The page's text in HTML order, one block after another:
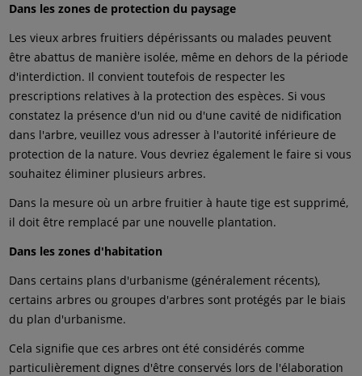
Dans les zones de protection du paysage
Les vieux arbres fruitiers dépérissants ou malades peuvent
être abattus de manière isolée, même en dehors de la période
d'interdiction. Il convient toutefois de respecter les
prescriptions relatives à la protection des espèces. Si vous
constatez la présence d'un nid ou d'une cavité de nidification
dans l'arbre, veuillez vous adresser à l'autorité inférieure de
protection de la nature. Vous devriez également le faire si vous
souhaitez éliminer plusieurs arbres.
Dans la mesure où un arbre fruitier à haute tige est supprimé,
il doit être remplacé par une nouvelle plantation.
Dans les zones d'habitation
Dans certains plans d'urbanisme (généralement récents),
certains arbres ou groupes d'arbres sont protégés par le biais
du plan d'urbanisme.
Cela signifie que ces arbres ont été considérés comme
particulièrement dignes d'être conservés lors de l'élaboration